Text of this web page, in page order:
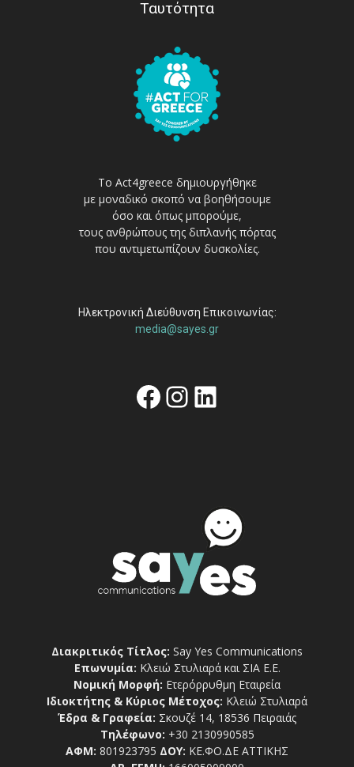
Ταυτότητα
Το Act4greece δημιουργήθηκε
με μοναδικό σκοπό να βοηθήσουμε
όσο και όπως μπορούμε,
τους ανθρώπους της διπλανής πόρτας
που αντιμετωπίζουν δυσκολίες.
Ηλεκτρονική Διεύθυνση Επικοινωνίας:
media@sayes.gr
Facebook
Instagram
Linkedin
Διακριτικός Τίτλος: Say Yes Communications
Επωνυμία: Κλειώ Στυλιαρά και ΣΙΑ Ε.Ε.
Νομική Μορφή: Ετερόρρυθμη Εταιρεία
Ιδιοκτήτης & Κύριος Μέτοχος: Κλειώ Στυλιαρά
Έδρα & Γραφεία: Σκουζέ 14, 18536 Πειραιάς
Τηλέφωνο: +30 2130990585
ΑΦΜ: 801923795 ΔΟΥ: ΚΕ.ΦΟ.ΔΕ ΑΤΤΙΚΗΣ